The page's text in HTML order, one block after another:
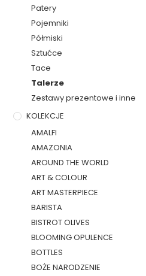
Patery
Pojemniki
Półmiski
Sztućce
Tace
Talerze
Zestawy prezentowe i inne
KOLEKCJE
AMALFI
AMAZONIA
AROUND THE WORLD
ART & COLOUR
ART MASTERPIECE
BARISTA
BISTROT OLIVES
BLOOMING OPULENCE
BOTTLES
BOŻE NARODZENIE